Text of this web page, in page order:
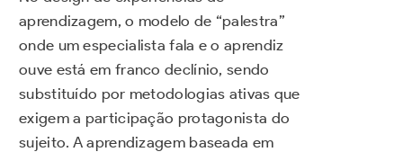
aprendizagem, o modelo de “palestra”
onde um especialista fala e o aprendiz
ouve está em franco declínio, sendo
substituído por metodologias ativas que
exigem a participação protagonista do
sujeito. A aprendizagem baseada em